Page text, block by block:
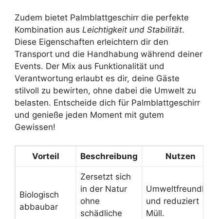
Zudem bietet Palmblattgeschirr die perfekte
Kombination aus Leichtigkeit und Stabilität.
Diese Eigenschaften erleichtern dir den
Transport und die Handhabung während deiner
Events. Der Mix aus Funktionalität und
Verantwortung erlaubt es dir, deine Gäste
stilvoll zu bewirten, ohne dabei die Umwelt zu
belasten. Entscheide dich für Palmblattgeschirr
und genieße jeden Moment mit gutem
Gewissen!
Vorteil Beschreibung Nutzen
Biologisch
abbaubar
Zersetzt sich
in der Natur
ohne
schädliche
Umweltfreundlich
und reduziert
Müll.